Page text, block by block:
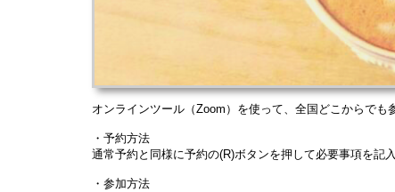
オンラインツール（Zoom）を使って、全国どこからでも
・予約方法
通常予約と同様に予約の(R)ボタンを押して必要事項を記
・参加方法